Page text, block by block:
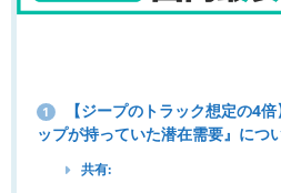
1
【ジープのトラック想定の4
ップが持っていた潜在需要』に
共有: